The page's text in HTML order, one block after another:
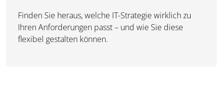
Finden Sie heraus, welche IT-Strategie wirklich zu
Ihren Anforderungen passt – und wie Sie diese
flexibel gestalten können.